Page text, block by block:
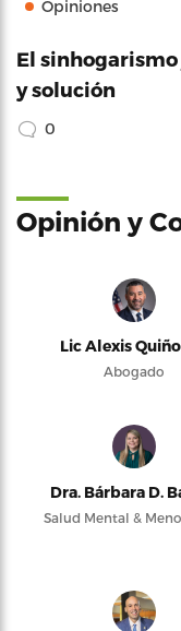
Opiniones
El
y solución
0
Opinión y
Lic Alexis
Abogado
Dra. Bárbara D.
Salud Mental &